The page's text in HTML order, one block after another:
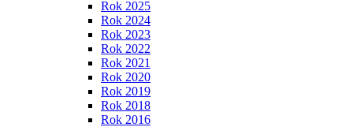
Rok 2025
Rok 2024
Rok 2023
Rok 2022
Rok 2021
Rok 2020
Rok 2019
Rok 2018
Rok 2016